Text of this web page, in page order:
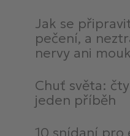
Jak se
pečení, a
nervy ani
Chuť světa:
jeden příběh
10 snídaní pro